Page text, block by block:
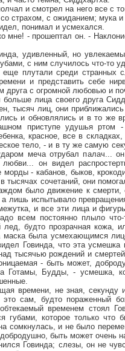
и смотрел на него все с
страхом, с ожиданием; мука
понимал и усмехался.
- прошептал он. -
удивленный, но
с ним случилось что-то
среди странных
и представить себе
друга с огромной любовью и
лица своего друга
тысяч лиц, они
и обновлялись и в то
приступе удушья ртом
красное, все в
тело, - и в ту же самую
меча отрубал палач...
любви... он видел
морды - кабанов, быков,
тысячах сочетаний, они
было движение к смерти,
а лишь испытывало
и все эти лица и
всем постоянно плыло что-
лед, будто прозрачная кожа,
маска была усмехающимся
Говинда, что эта
тысячью рождений и
- быть может,
Готамы, Будды, - усмешка,
не зная, секунду
сам, будто пораженный
временем стоял
губами, которое только
сомкнулась, и не было
быть может очень
Говинда; слезы, он не